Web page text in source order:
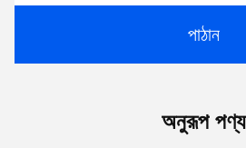
পাঠান
অনুরূপ পণ্য